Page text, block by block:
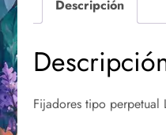
Descripción
Fijadores tipo perpetual